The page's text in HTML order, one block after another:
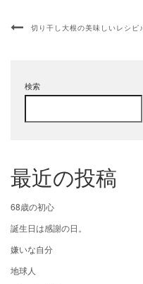
切り干し大根の美味しいレシピ♪
検索
最近の投稿
68歳の初心
誕生日は感謝の日。
嫌いな自分
地球人